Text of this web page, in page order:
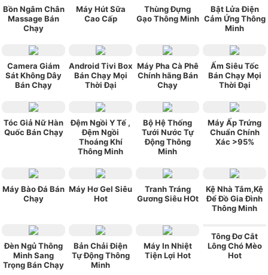
Bồn Ngâm Chân
Massage Bán
Chạy
Máy Hút Sữa
Cao Cấp
Thùng Đựng
Gạo Thông Minh
Bật Lửa Điện
Cảm Ứng Thông
Minh
Camera Giám
Sát Không Dây
Bán Chạy
Android Tivi Box
Bán Chạy Mọi
Thời Đại
Máy Pha Cà Phê
Chính hãng Bán
Chạy
Ấm Siêu Tốc
Bán Chạy Mọi
Thời Đại
Tóc Giả Nữ Hàn
Quốc Bán Chạy
Đệm Ngồi Y Tế ,
Đệm Ngồi
Thoáng Khí
Thông Minh
Bộ Hệ Thống
Tưới Nước Tự
Động Thông
Minh
Máy Ấp Trứng
Chuẩn Chính
Xác >95%
Máy Bào Đá Bán
Chạy
Máy Hơ Gel Siêu
Hot
Tranh Tráng
Gương Siêu HOt
Kệ Nhà Tắm,Kệ
Để Đồ Gia Đình
Thông Minh
Đèn Ngủ Thông
Minh Sang
Trọng Bán Chạy
Bản Chải Điện
Tự Động Thông
Minh
Máy In Nhiệt
Tiện Lợi Hot
Tông Đơ Cắt
Lông Chó Mèo
Hot